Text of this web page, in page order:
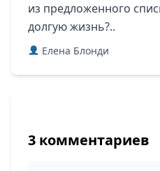
из предложенного
долгую жизнь?..
Елена Блонди
3 комментариев